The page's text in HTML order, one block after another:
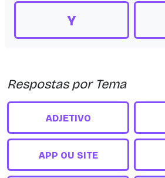
Y
Respostas por Tema
ADJETIVO
APP OU SITE